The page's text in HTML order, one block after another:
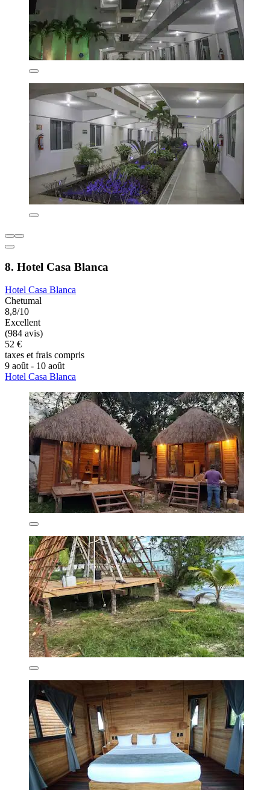
8. Hotel Casa Blanca
Hotel Casa Blanca
Chetumal
8,8/10
Excellent
(984 avis)
52 €
taxes et frais compris
9 août - 10 août
Hotel Casa Blanca